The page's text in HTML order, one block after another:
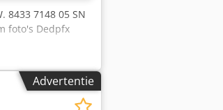
8433 7148 05 SN
foto's Dedpfx
Advertentie